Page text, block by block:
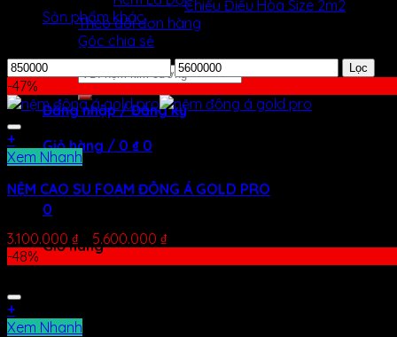
Chiếu Điều Hòa Size 2m2
Theo dõi đơn hàng
Góc chia sẻ
Tìm
Đăng nhập / Đăng ký
Giỏ hàng / 0 ₫ 0
Chưa có sản phẩm trong giỏ hàng.
0
Giỏ hàng
Sản phẩm khác
Lọc theo giá
Lọc
-47%
+
Xem Nhanh
NỆM CAO SU FOAM ĐÔNG Á GOLD PRO
Được xếp hạng
3.100.000 ₫ 5.600.000 ₫
-48%
+
Xem Nhanh